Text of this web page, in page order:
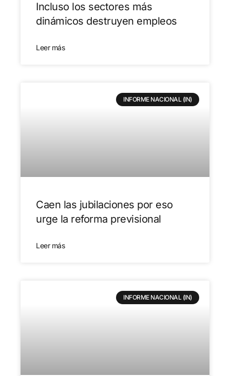
Incluso los sectores más
dinámicos destruyen empleos
Leer más
INFORME NACIONAL (IN)
Caen las jubilaciones por eso
urge la reforma previsional
Leer más
INFORME NACIONAL (IN)